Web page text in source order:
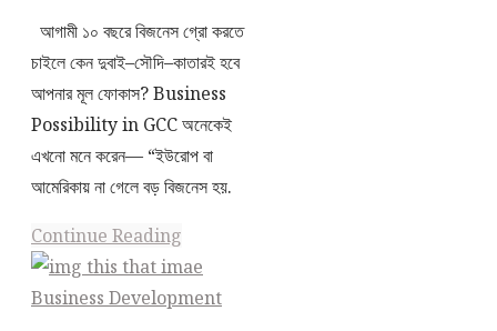
আগামী ১০ বছরে বিজনেস গ্রো করতে
চাইলে কেন দুবাই–সৌদি–কাতারই হবে
আপনার মূল ফোকাস? Business
Possibility in GCC অনেকেই
এখনো মনে করেন— “ইউরোপ বা
আমেরিকায় না গেলে বড় বিজনেস হয়.
Continue Reading
Business Development